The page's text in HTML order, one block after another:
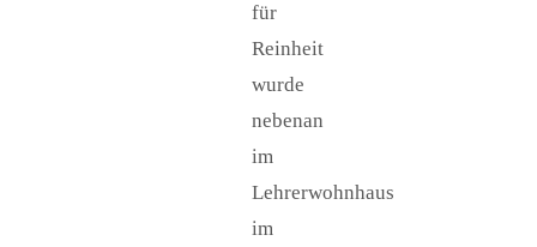
für
Reinheit
wurde
nebenan
im
Lehrerwohnhaus
im